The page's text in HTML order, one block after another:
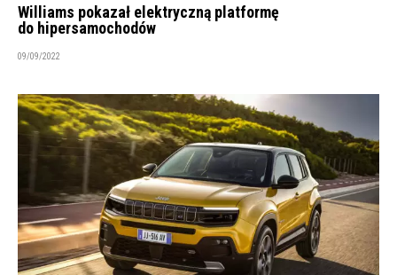
Williams pokazał elektryczną platformę
do hipersamochodów
09/09/2022